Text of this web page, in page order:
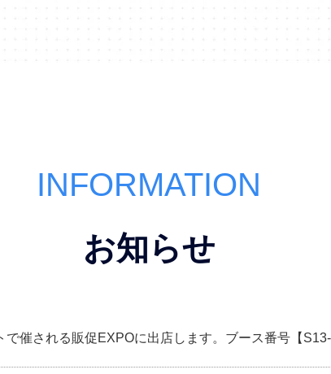
INFORMATION
お知らせ
で催される販促EXPOに出店します。ブース番号【